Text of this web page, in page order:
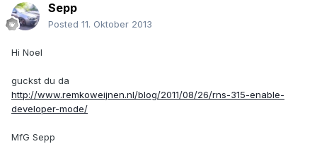
Sepp
Posted 11. Oktober 2013
Hi Noel
guckst du da
http://www.remkoweijnen.nl/blog/2011/08/26/rns-315-enable-
developer-mode/
MfG Sepp